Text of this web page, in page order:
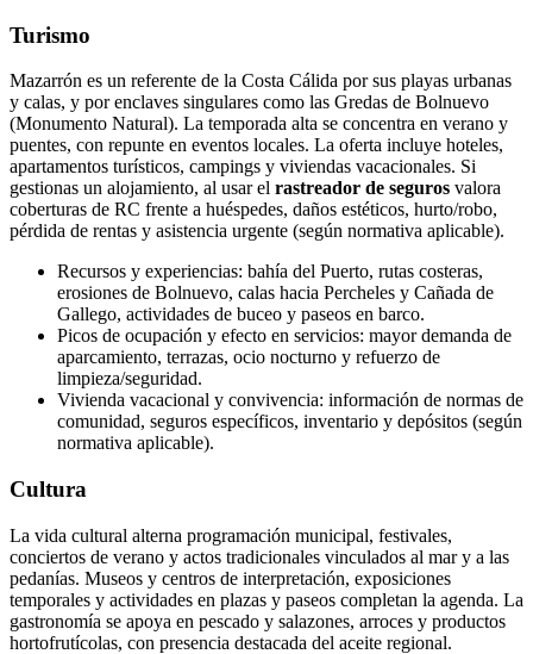
Turismo
Mazarrón es un referente de la Costa Cálida por sus playas urbanas
y calas, y por enclaves singulares como las Gredas de Bolnuevo
(Monumento Natural). La temporada alta se concentra en verano y
puentes, con repunte en eventos locales. La oferta incluye hoteles,
apartamentos turísticos, campings y viviendas vacacionales. Si
gestionas un alojamiento, al usar el rastreador de seguros valora
coberturas de RC frente a huéspedes, daños estéticos, hurto/robo,
pérdida de rentas y asistencia urgente (según normativa aplicable).
Recursos y experiencias: bahía del Puerto, rutas costeras,
erosiones de Bolnuevo, calas hacia Percheles y Cañada de
Gallego, actividades de buceo y paseos en barco.
Picos de ocupación y efecto en servicios: mayor demanda de
aparcamiento, terrazas, ocio nocturno y refuerzo de
limpieza/seguridad.
Vivienda vacacional y convivencia: información de normas de
comunidad, seguros específicos, inventario y depósitos (según
normativa aplicable).
Cultura
La vida cultural alterna programación municipal, festivales,
conciertos de verano y actos tradicionales vinculados al mar y a las
pedanías. Museos y centros de interpretación, exposiciones
temporales y actividades en plazas y paseos completan la agenda. La
gastronomía se apoya en pescado y salazones, arroces y productos
hortofrutícolas, con presencia destacada del aceite regional.